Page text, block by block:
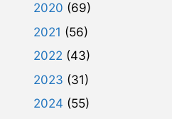
2020 (69)
2021 (56)
2022 (43)
2023 (31)
2024 (55)